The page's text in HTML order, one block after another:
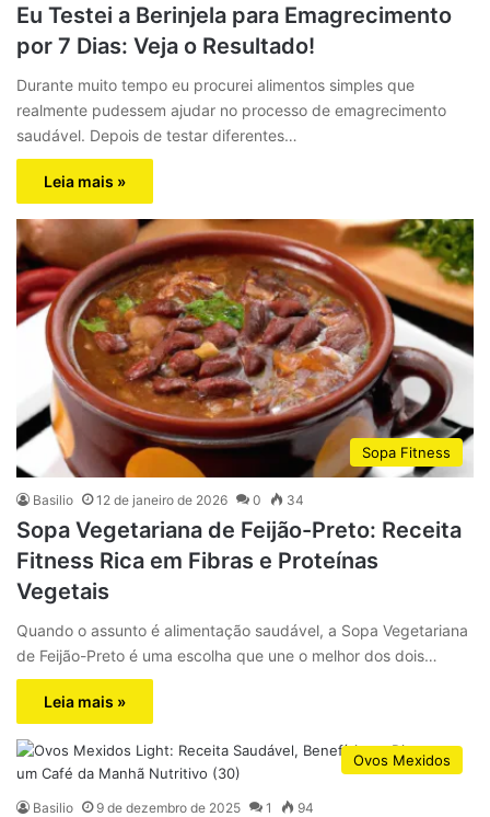
Eu Testei a Berinjela para Emagrecimento
por 7 Dias: Veja o Resultado!
Durante muito tempo eu procurei alimentos simples que
realmente pudessem ajudar no processo de emagrecimento
saudável. Depois de testar diferentes…
Leia mais »
Sopa Fitness
Basilio 12 de janeiro de 2026 0 34
Sopa Vegetariana de Feijão-Preto: Receita
Fitness Rica em Fibras e Proteínas
Vegetais
Quando o assunto é alimentação saudável, a Sopa Vegetariana
de Feijão-Preto é uma escolha que une o melhor dos dois…
Leia mais »
Ovos Mexidos
Basilio 9 de dezembro de 2025 1 94